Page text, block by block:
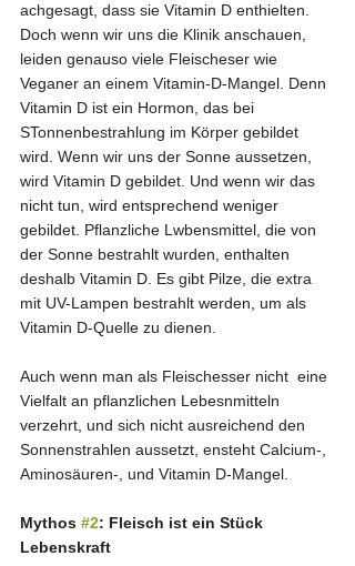
achgesagt, dass sie Vitamin D enthielten.
Doch wenn wir uns die Klinik anschauen,
leiden genauso viele Fleischeser wie
Veganer an einem Vitamin-D-Mangel. Denn
Vitamin D ist ein Hormon, das bei
STonnenbestrahlung im Körper gebildet
wird. Wenn wir uns der Sonne aussetzen,
wird Vitamin D gebildet. Und wenn wir das
nicht tun, wird entsprechend weniger
gebildet. Pflanzliche Lwbensmittel, die von
der Sonne bestrahlt wurden, enthalten
deshalb Vitamin D. Es gibt Pilze, die extra
mit UV-Lampen bestrahlt werden, um als
Vitamin D-Quelle zu dienen.
Auch wenn man als Fleischesser nicht  eine
Vielfalt an pflanzlichen Lebesnmitteln
verzehrt, und sich nicht ausreichend den
Sonnenstrahlen aussetzt, ensteht Calcium-,
Aminosäuren-, und Vitamin D-Mangel.
Mythos #2: Fleisch ist ein Stück
Lebenskraft